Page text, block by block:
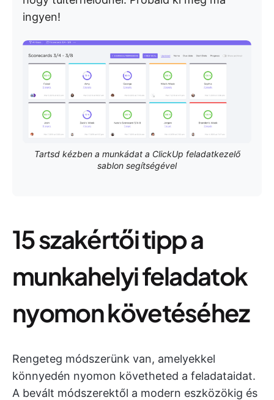
ingyen!
Tartsd kézben a munkádat a ClickUp feladatkezelő
sablon segítségével
15 szakértői tipp a
munkahelyi feladatok
nyomon követéséhez
Rengeteg módszerünk van, amelyekkel
könnyedén nyomon követheted a feladataidat.
A bevált módszerektől a modern eszközökig és